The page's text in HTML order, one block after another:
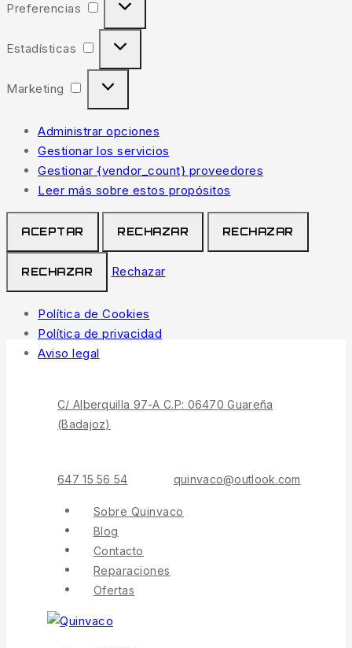
Preferencias
Estadísticas
Marketing
Administrar opciones
Gestionar los servicios
Gestionar {vendor_count} proveedores
Leer más sobre estos propósitos
ACEPTAR RECHAZAR RECHAZAR
RECHAZAR Rechazar
Política de Cookies
Política de privacidad
Aviso legal
C/ Alberquilla 97-A C.P: 06470 Guareña
(Badajoz)
647 15 56 54 quinvaco@outlook.com
Sobre Quinvaco
Blog
Contacto
Reparaciones
Ofertas